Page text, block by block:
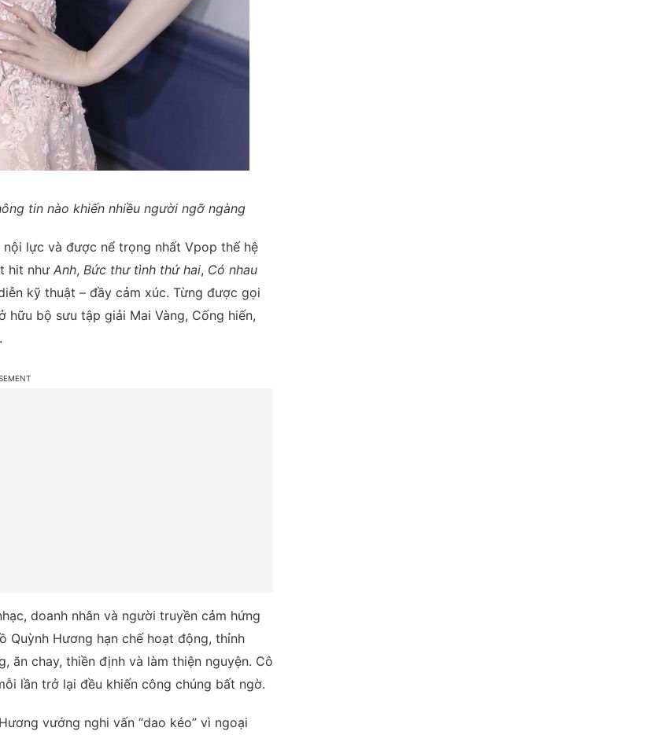
tin nào khiến nhiều người ngỡ ngàng
lực và được nể trọng nhất Vpop thế hệ
hit nhưAnh, Bức thư tình thứ hai, Có nhau
kỹ thuật – đầy cảm xúc. Từng được gọi
hữu bộ sưu tập giải Mai Vàng, Cống hiến,
doanh nhân và người truyền cảm hứng
Quỳnh Hương hạn chế hoạt động, thỉnh
ăn chay, thiền định và làm thiện nguyện. Cô
lần trở lại đều khiến công chúng bất ngờ.
vướng nghi vấn “dao kéo” vì ngoại